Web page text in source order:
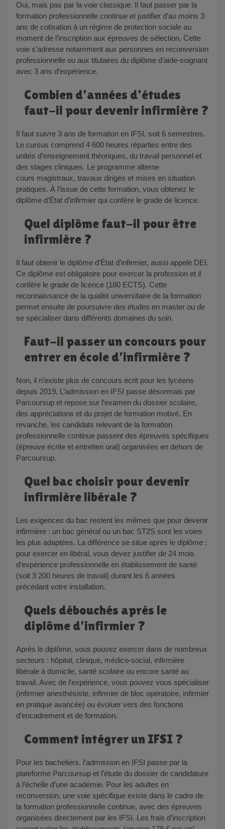
Oui, mais pas par la voie classique. Il faut passer par la
formation professionnelle continue et justifier d’au moins 3
ans de cotisation à un régime de protection sociale au
moment de l’inscription aux épreuves de sélection. Cette
voie s’adresse notamment aux personnes en reconversion
professionnelle ou aux titulaires du diplôme d’aide-soignant
avec 3 ans d’expérience.
Combien d’années d’études
faut-il pour devenir infirmière ?
Il faut suivre 3 ans de formation en IFSI, soit 6 semestres.
Le cursus comprend 4 600 heures réparties entre des
unités d’enseignement théoriques, du travail personnel et
des stages cliniques. Le programme alterne
cours magistraux, travaux dirigés et mises en situation
pratiques. À l’issue de cette formation, vous obtenez le
diplôme d’État d’infirmier qui confère le grade de licence.
Quel diplôme faut-il pour être
infirmière ?
Il faut obtenir le diplôme d’État d’infirmier, aussi appelé DEI.
Ce diplôme est obligatoire pour exercer la profession et il
confère le grade de licence (180 ECTS). Cette
reconnaissance de la qualité universitaire de la formation
permet ensuite de poursuivre des études en master ou de
se spécialiser dans différents domaines du soin.
Faut-il passer un concours pour
entrer en école d’infirmière ?
Non, il n’existe plus de concours écrit pour les lycéens
depuis 2019. L’admission en IFSI passe désormais par
Parcoursup et repose sur l’examen du dossier scolaire,
des appréciations et du projet de formation motivé. En
revanche, les candidats relevant de la formation
professionnelle continue passent des épreuves spécifiques
(épreuve écrite et entretien oral) organisées en dehors de
Parcoursup.
Quel bac choisir pour devenir
infirmière libérale ?
Les exigences du bac restent les mêmes que pour devenir
infirmière : un bac général ou un bac ST2S sont les voies
les plus adaptées. La différence se situe après le diplôme :
pour exercer en libéral, vous devez justifier de 24 mois
d’expérience professionnelle en établissement de santé
(soit 3 200 heures de travail) durant les 6 années
précédant votre installation.
Quels débouchés après le
diplôme d’infirmier ?
Après le diplôme, vous pouvez exercer dans de nombreux
secteurs : hôpital, clinique, médico-social, infirmière
libérale à domicile, santé scolaire ou encore santé au
travail. Avec de l’expérience, vous pouvez vous spécialiser
(infirmier anesthésiste, infirmier de bloc opératoire, infirmier
en pratique avancée) ou évoluer vers des fonctions
d’encadrement et de formation.
Comment intégrer un IFSI ?
Pour les bacheliers, l’admission en IFSI passe par la
plateforme Parcoursup et l’étude du dossier de candidature
à l’échelle d’une académie. Pour les adultes en
reconversion, une voie spécifique existe dans le cadre de
la formation professionnelle continue, avec des épreuves
organisées directement par les IFSI. Les frais d’inscription